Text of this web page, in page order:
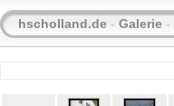
hscholland.de - Galerie -